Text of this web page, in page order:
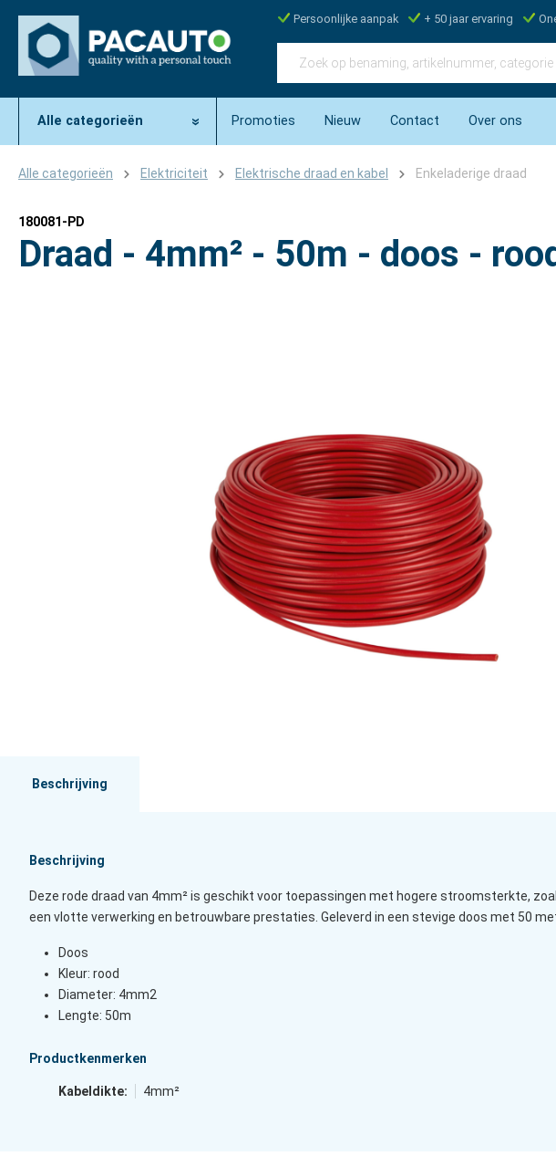
Persoonlijke aanpak + 50 jaar ervaring
Alle categorieën Promoties Nieuw Contact Over ons
Alle categorieën Elektriciteit Elektrische draad en kabel Enkeladerige draad
180081-PD
Draad - 4mm² - 50m - doos -
Beschrijving
Beschrijving
Deze rode draad van 4mm² is geschikt voor toepassingen met hogere stroomsterkte,
een vlotte verwerking en betrouwbare prestaties. Geleverd in een stevige doos met 50
Doos
Kleur: rood
Diameter: 4mm2
Lengte: 50m
Productkenmerken
Kabeldikte: 4mm²